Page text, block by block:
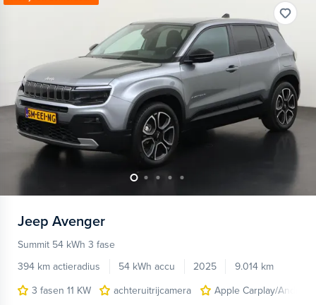
Jeep Avenger
Summit 54 kWh 3 fase
394 km actieradius
54 kWh accu 2025
9.014 km
3 fasen 11 KW
achteruitrijcamera Apple Carplay/Android